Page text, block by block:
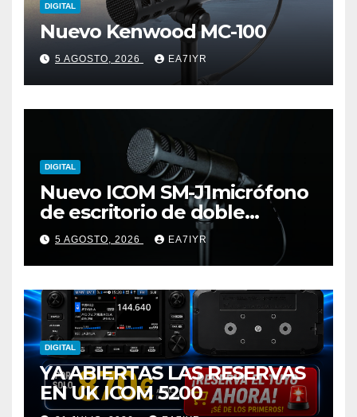
DIGITAL
Nuevo Kenwood MC-100
5 AGOSTO, 2026 EA7IYR
DIGITAL
Nuevo ICOM SM-J1micrófono
de escritorio de doble
elemento premium
5 AGOSTO, 2026 EA7IYR
DIGITAL
YA ABIERTAS LAS RESERVAS
EN UK ICOM 5200